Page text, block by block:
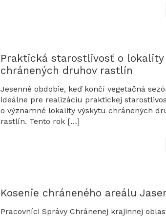
Praktická starostlivosť o lokality
chránených druhov rastlín
Jesenné obdobie, keď končí vegetačná
ideálne pre realizáciu praktickej
o významné lokality výskytu chránených
rastlín. Tento rok[…]
Kosenie chráneného areálu
Pracovníci Správy Chránenej krajinnej